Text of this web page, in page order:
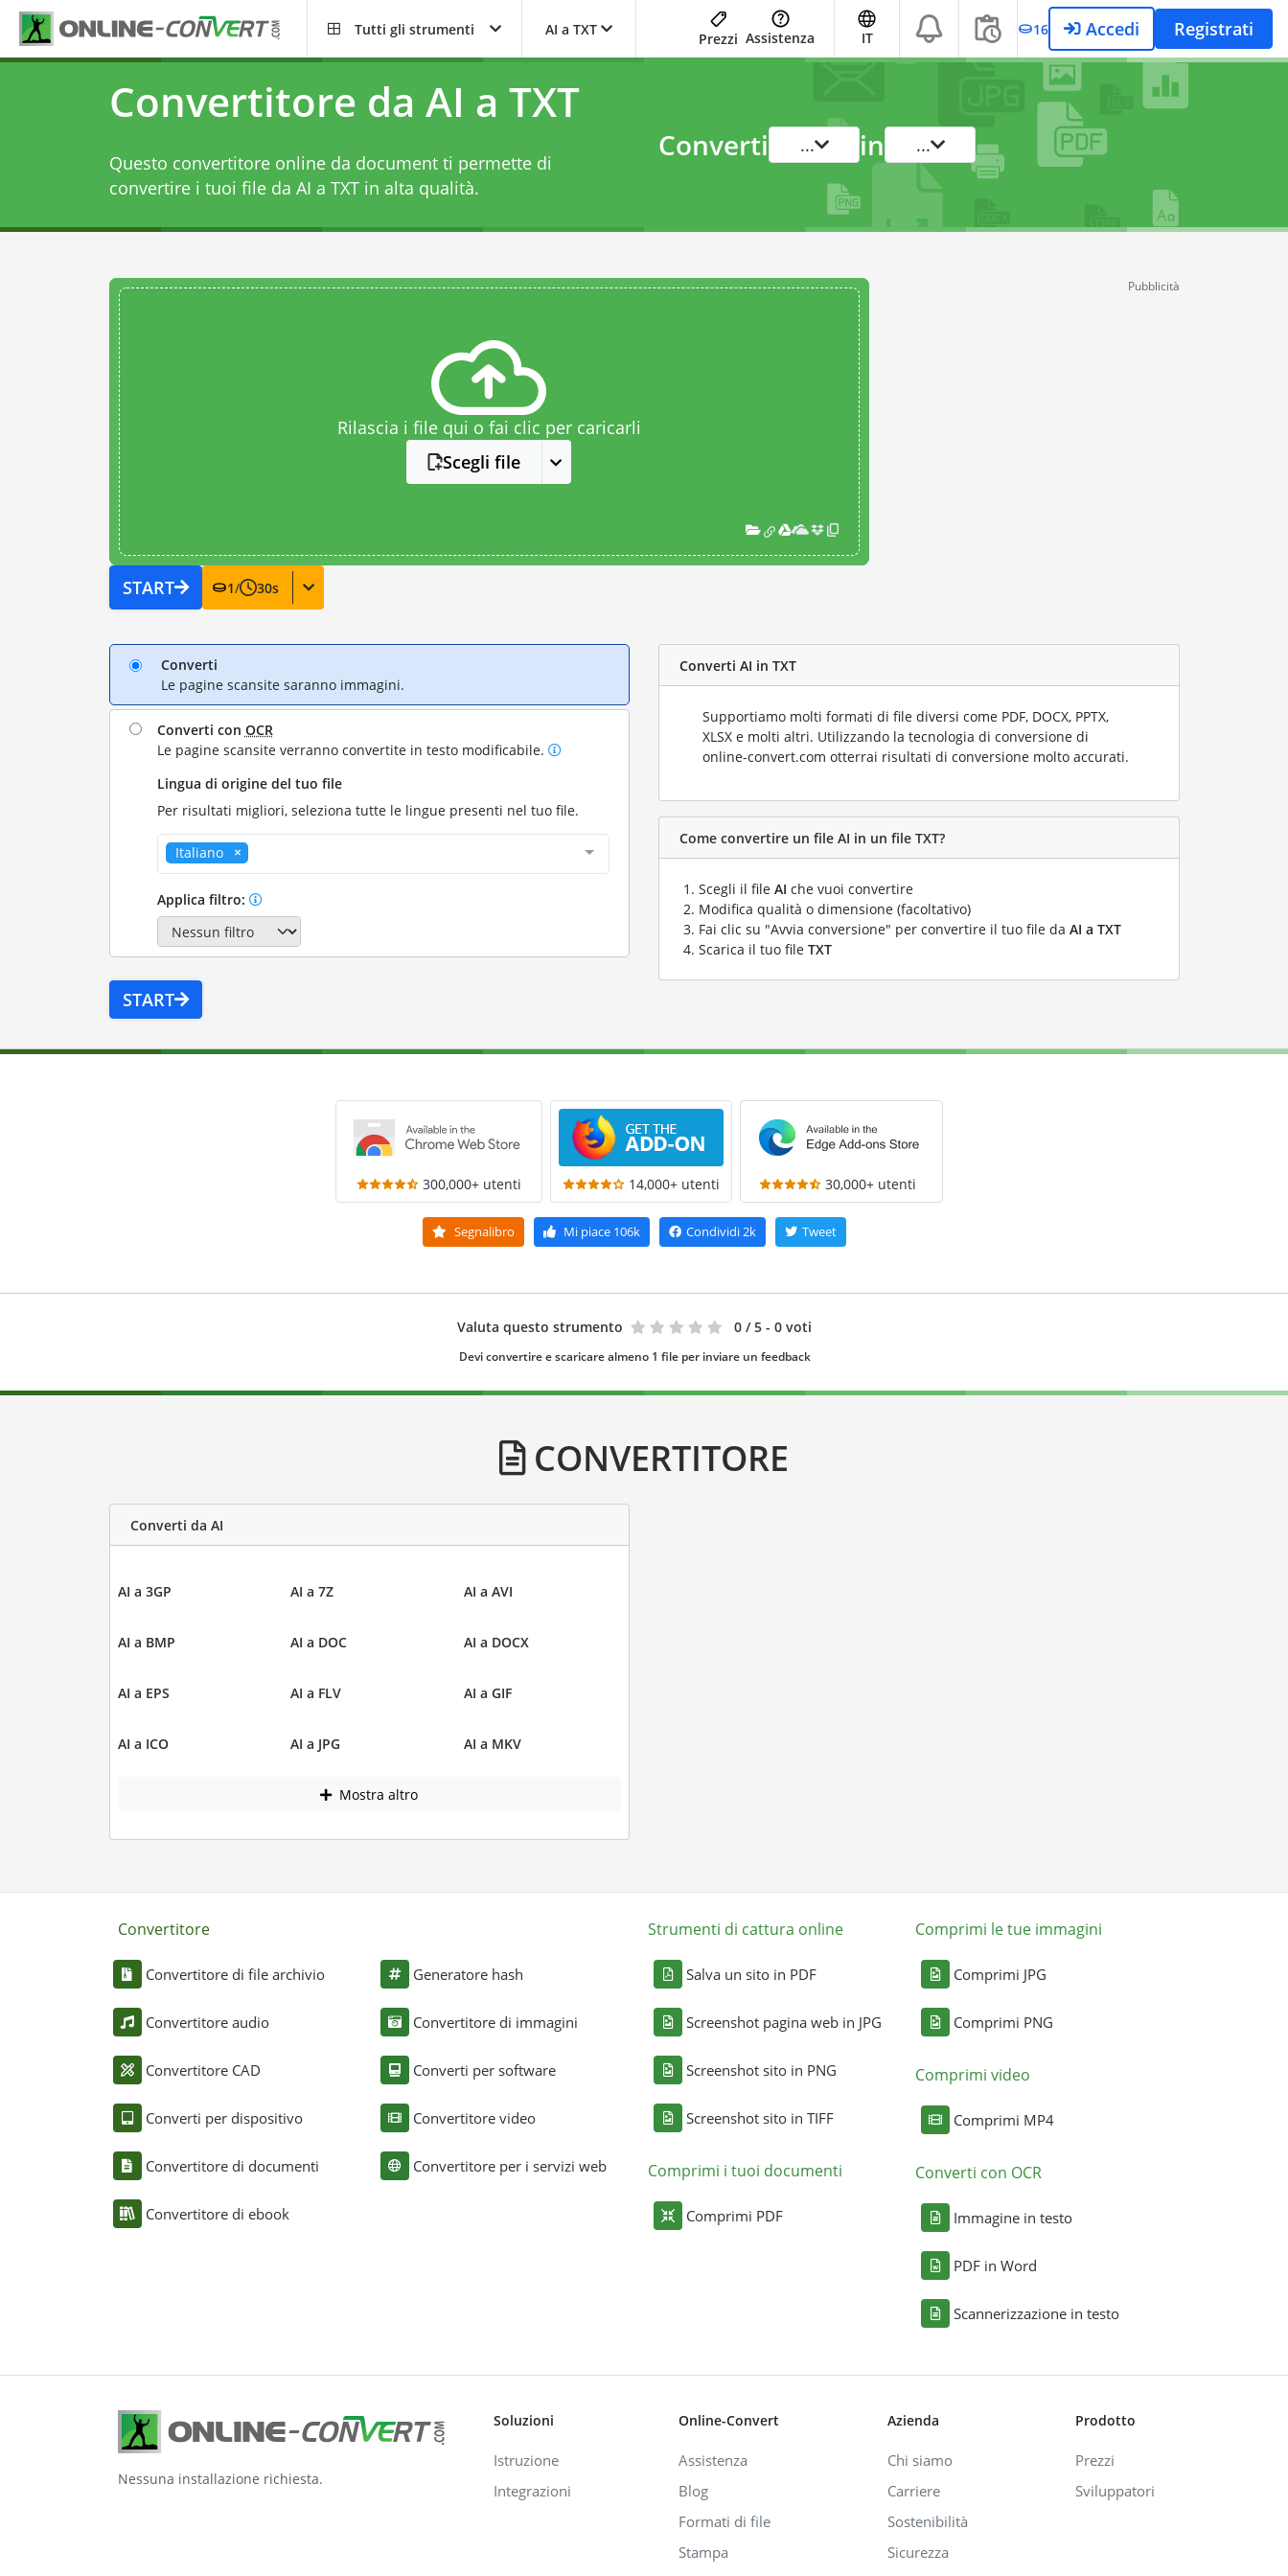
Tutti gli strumenti AI a TXT
Prezzi Assistenza IT 16 Accedi Registrati
Convertitore da AI a TXT
Questo convertitore online da document ti permette di
convertire i tuoi file da AI a TXT in alta qualità.
Converti ... in ...
Rilascia i file qui o fai clic per caricarli
Scegli file
START 1/ 30s
Pubblicità
Converti
Le pagine scansite saranno immagini.
Converti con OCR
Le pagine scansite verranno convertite in testo modificabile.
Lingua di origine del tuo file
Per risultati migliori, seleziona tutte le lingue presenti nel tuo file.
Italiano
Applica filtro:
START
Converti AI in TXT
Supportiamo molti formati di file diversi come PDF, DOCX, PPTX,
XLSX e molti altri. Utilizzando la tecnologia di conversione di
online-convert.com otterrai risultati di conversione molto accurati.
Come convertire un file AI in un file TXT?
Scegli il file AI che vuoi convertire
Modifica qualità o dimensione (facoltativo)
Fai clic su "Avvia conversione" per convertire il tuo file da AI a TXT
Scarica il tuo file TXT
300,000+ utenti 14,000+ utenti 30,000+ utenti
Segnalibro Mi piace 106k Condividi2k Tweet
Valuta questo strumento 0 / 5 - 0 voti
Devi convertire e scaricare almeno 1 file per inviare un feedback
CONVERTITORE
Converti da AI
AI a 3GP AI a 7Z AI a AVI
AI a BMP AI a DOC AI a DOCX
AI a EPS AI a FLV AI a GIF
AI a ICO AI a JPG AI a MKV
Mostra altro
Convertitore
Convertitore di file archivio
Convertitore audio
Convertitore CAD
Converti per dispositivo
Convertitore di documenti
Convertitore di ebook
Generatore hash
Convertitore di immagini
Converti per software
Convertitore video
Convertitore per i servizi web
Strumenti di cattura online
Salva un sito in PDF
Screenshot pagina web in JPG
Screenshot sito in PNG
Screenshot sito in TIFF
Comprimi i tuoi documenti
Comprimi PDF
Comprimi le tue immagini
Comprimi JPG
Comprimi PNG
Comprimi video
Comprimi MP4
Converti con OCR
Immagine in testo
PDF in Word
Scannerizzazione in testo
Nessuna installazione richiesta.
Soluzioni
Istruzione
Integrazioni
Online-Convert
Assistenza
Blog
Formati di file
Stampa
Azienda
Chi siamo
Carriere
Sostenibilità
Sicurezza
Prodotto
Prezzi
Sviluppatori